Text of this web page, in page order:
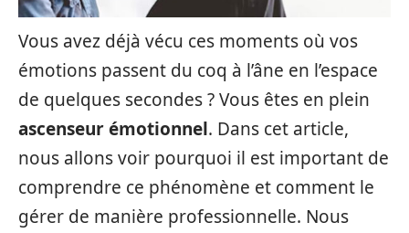
Vous avez déjà vécu ces moments où vos
émotions passent du coq à l’âne en l’espace
de quelques secondes ? Vous êtes en plein
ascenseur émotionnel. Dans cet article,
nous allons voir pourquoi il est important de
comprendre ce phénomène et comment le
gérer de manière professionnelle. Nous